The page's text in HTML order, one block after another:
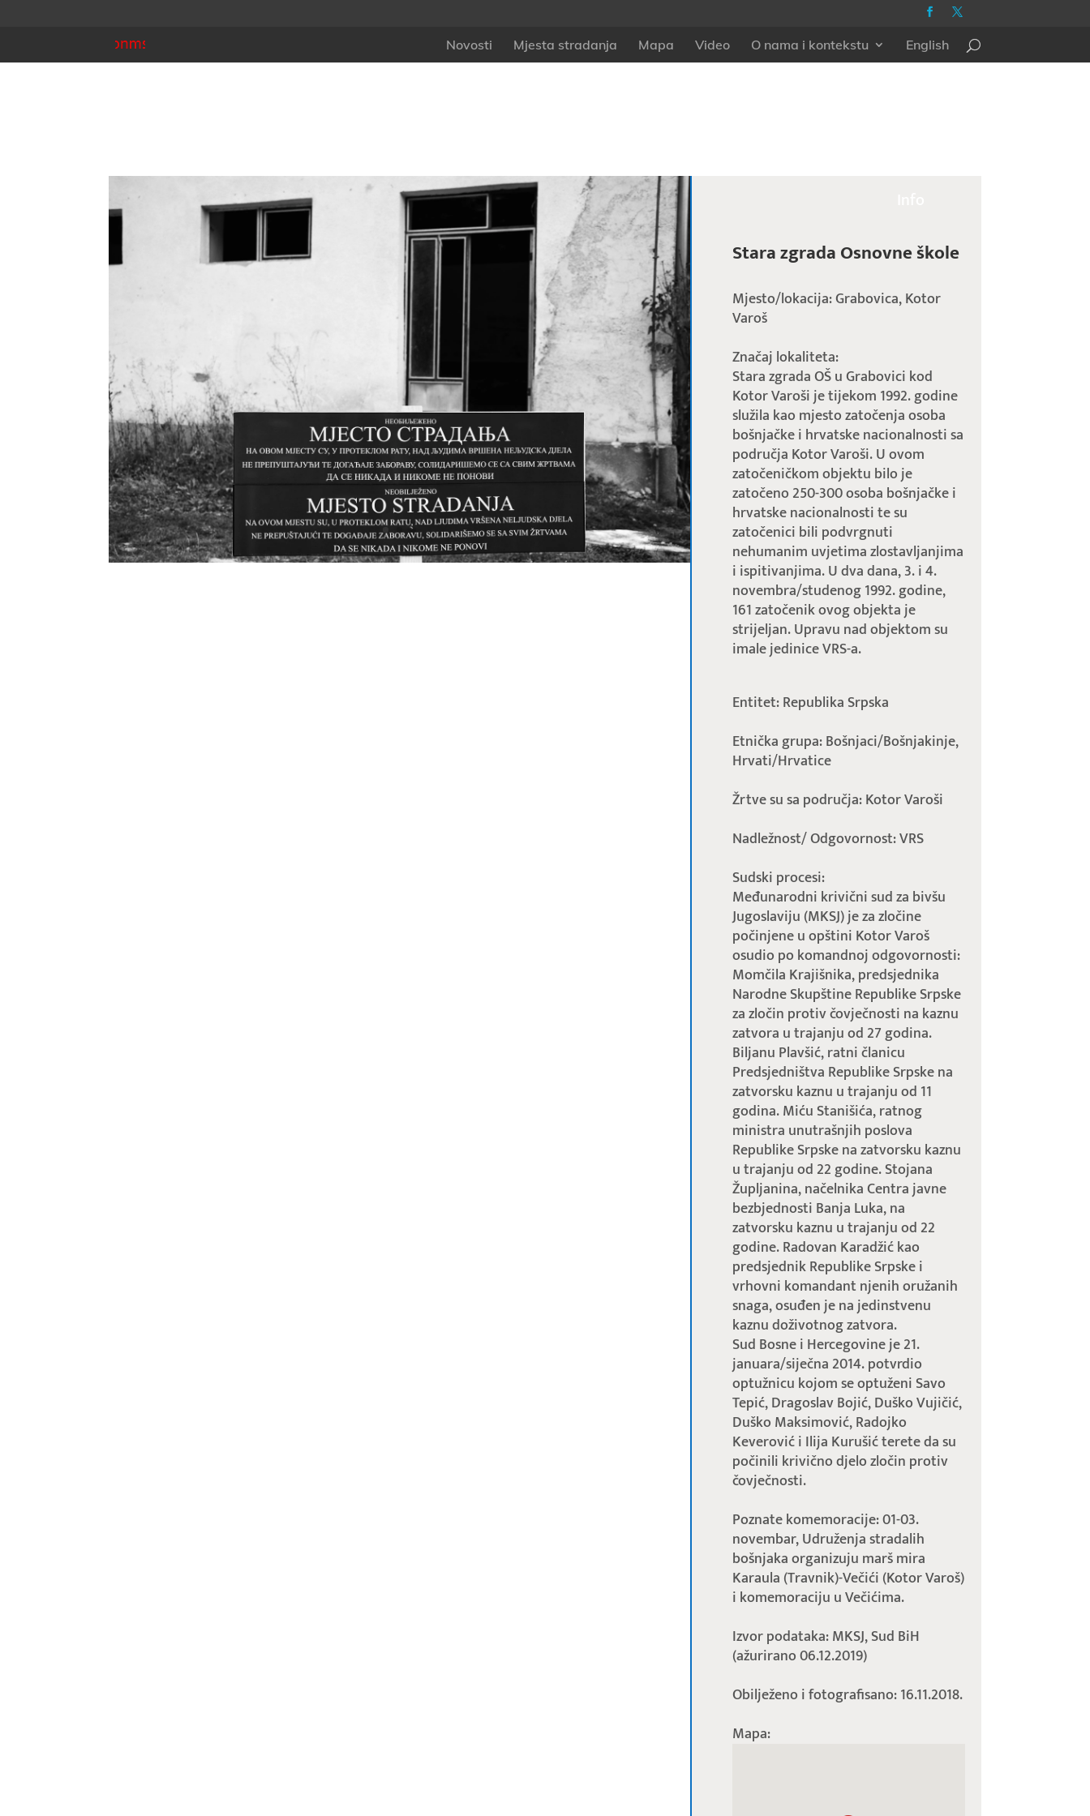
Novosti Mjesta stradanja Mapa Video O nama i kontekstu English
Stara zgrada Osnovne škole
Mjesto/lokacija: Grabovica, Kotor
Varoš
Značaj lokaliteta:
Stara zgrada OŠ u Grabovici kod
Kotor Varoši je tijekom 1992. godine
služila kao mjesto zatočenja osoba
bošnjačke i hrvatske nacionalnosti sa
područja Kotor Varoši. U ovom
zatočeničkom objektu bilo je
zatočeno 250-300 osoba bošnjačke i
hrvatske nacionalnosti te su
zatočenici bili podvrgnuti
nehumanim uvjetima zlostavljanjima
i ispitivanjima. U dva dana, 3. i 4.
novembra/studenog 1992. godine,
161 zatočenik ovog objekta je
strijeljan. Upravu nad objektom su
imale jedinice VRS-a.
Entitet: Republika Srpska
Etnička grupa: Bošnjaci/Bošnjakinje,
Hrvati/Hrvatice
Žrtve su sa područja: Kotor Varoši
Nadležnost/ Odgovornost: VRS
Sudski procesi:
Međunarodni krivični sud za bivšu
Jugoslaviju (MKSJ) je za zločine
počinjene u opštini Kotor Varoš
osudio po komandnoj odgovornosti:
Momčila Krajišnika, predsjednika
Narodne Skupštine Republike Srpske
za zločin protiv čovječnosti na kaznu
zatvora u trajanju od 27 godina.
Biljanu Plavšić, ratni članicu
Predsjedništva Republike Srpske na
zatvorsku kaznu u trajanju od 11
godina. Miću Stanišića, ratnog
ministra unutrašnjih poslova
Republike Srpske na zatvorsku kaznu
u trajanju od 22 godine. Stojana
Župljanina, načelnika Centra javne
bezbjednosti Banja Luka, na
zatvorsku kaznu u trajanju od 22
godine. Radovan Karadžić kao
predsjednik Republike Srpske i
vrhovni komandant njenih oružanih
snaga, osuđen je na jedinstvenu
kaznu doživotnog zatvora.
Sud Bosne i Hercegovine je 21.
januara/siječna 2014. potvrdio
optužnicu kojom se optuženi Savo
Tepić, Dragoslav Bojić, Duško Vujičić,
Duško Maksimović, Radojko
Keverović i Ilija Kurušić terete da su
počinili krivično djelo zločin protiv
čovječnosti.
Poznate komemoracije: 01-03.
novembar, Udruženja stradalih
bošnjaka organizuju marš mira
Karaula (Travnik)-Večići (Kotor Varoš)
i komemoraciju u Večićima.
Izvor podataka: MKSJ, Sud BiH
(ažurirano 06.12.2019)
Obilježeno i fotografisano: 16.11.2018.
Mapa: